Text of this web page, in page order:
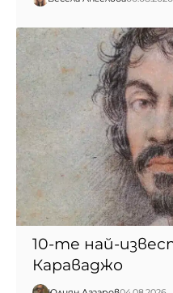
10-те най-
Караваджо